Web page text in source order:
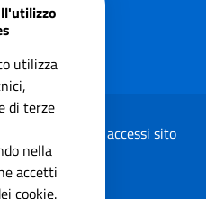
Statistiche accessi sito
utilizza
di terze
nella
accetti
cookie.